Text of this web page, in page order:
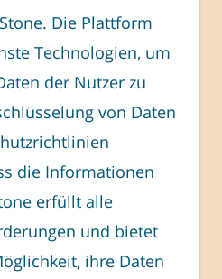
Die Plattform
Technologien, um
der Nutzer zu
von Daten
die Informationen
erfüllt alle
und bietet
ihre Daten